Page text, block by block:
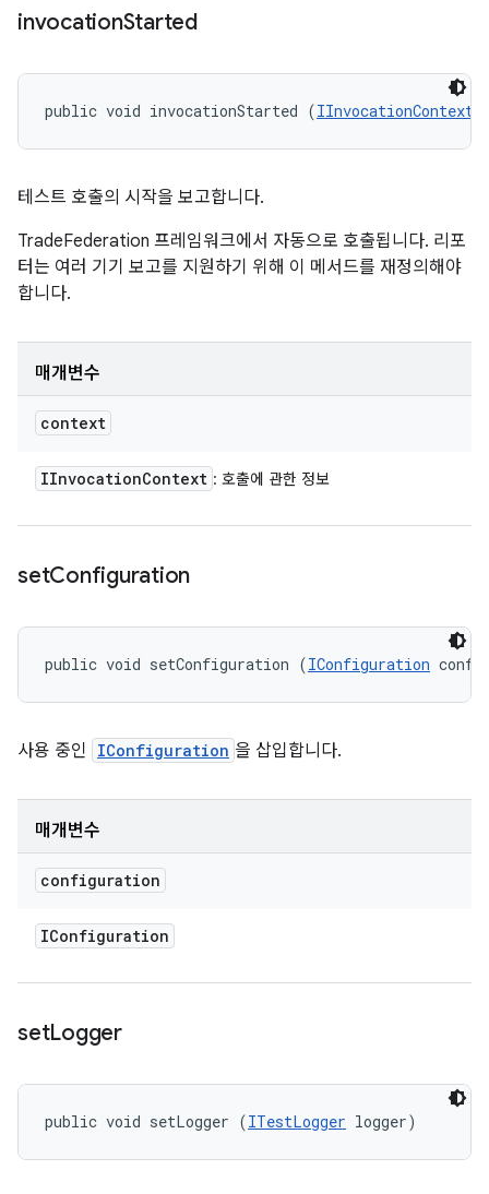
invocationStarted
public void invocationStarted (IInvocationContext
테스트 호출의 시작을 보고합니다.
TradeFederation 프레임워크에서 자동으로 호출됩니다. 리포
터는 여러 기기 보고를 지원하기 위해 이 메서드를 재정의해야
합니다.
매개변수
context
IInvocationContext : 호출에 관한 정보
setConfiguration
public void setConfiguration (IConfiguration
사용 중인 IConfiguration 을 삽입합니다.
매개변수
configuration
IConfiguration
setLogger
public void setLogger (ITestLogger logger)